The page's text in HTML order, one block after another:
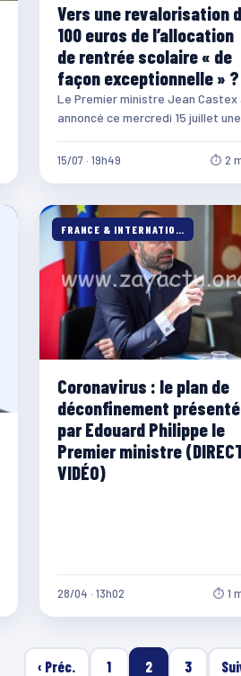
Vers une revalorisation
100 euros de l’allocation
de rentrée scolaire « de
façon exceptionnelle » ?
Le Premier ministre Jean Castex
annoncé ce mercredi 15 juillet une
exceptionnelle » de l’allocation
15/07 · 19h49 ⏱ 2
FRANCE & INTERNATIONALE
Coronavirus : le plan de
déconfinement présenté
par Edouard Philippe le
Premier ministre
VIDÉO)
28/04 · 13h02 ⏱ 1
‹ Préc. 1 2 3